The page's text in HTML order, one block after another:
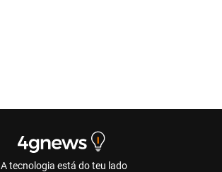
A tecnologia está do teu lado